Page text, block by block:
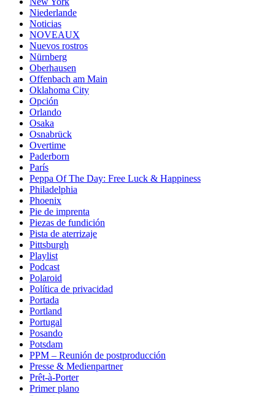
Niederlande
Noticias
NOVEAUX
Nuevos rostros
Nürnberg
Oberhausen
Offenbach am Main
Oklahoma City
Opción
Orlando
Osaka
Osnabrück
Overtime
Paderborn
París
Peppa Of The Day: Free Luck & Happiness
Philadelphia
Phoenix
Pie de imprenta
Piezas de fundición
Pista de aterrizaje
Pittsburgh
Playlist
Podcast
Polaroid
Política de privacidad
Portada
Portland
Portugal
Posando
Potsdam
PPM – Reunión de postproducción
Presse & Medienpartner
Prêt-à-Porter
Primer plano